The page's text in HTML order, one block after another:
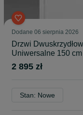
Dodane 06 sierpnia 2026
Drzwi
Uniwersalne 150 cm
2 895 zł
Stan: Nowe